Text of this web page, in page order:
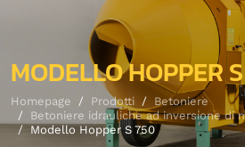
MODELLO HOPPER
Homepage Prodotti
Betoniere
Betoniere idrauliche ad inversione di
Modello Hopper S 750